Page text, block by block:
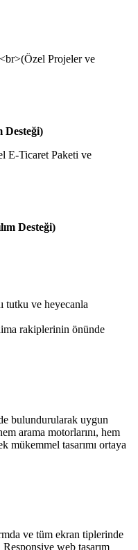
Desteği)
Desteği)
tutku ve heyecanla
rakiplerinin önünde
bulundurularak uygun
arama motorlarını, hem
mükemmel tasarımı ortaya
ve tüm ekran tiplerinde
web tasarım